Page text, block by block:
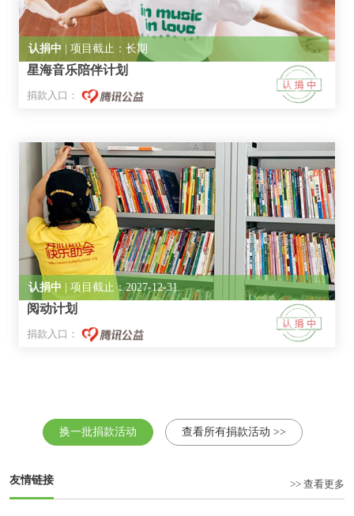
认捐中 | 项目截止：长期
星海音乐陪伴计划
捐款入口：
认捐中 | 项目截止：2027-12-31
阅动计划
捐款入口：
换一批捐款活动 查看所有捐款活动 >>
友情链接 >> 查看更多